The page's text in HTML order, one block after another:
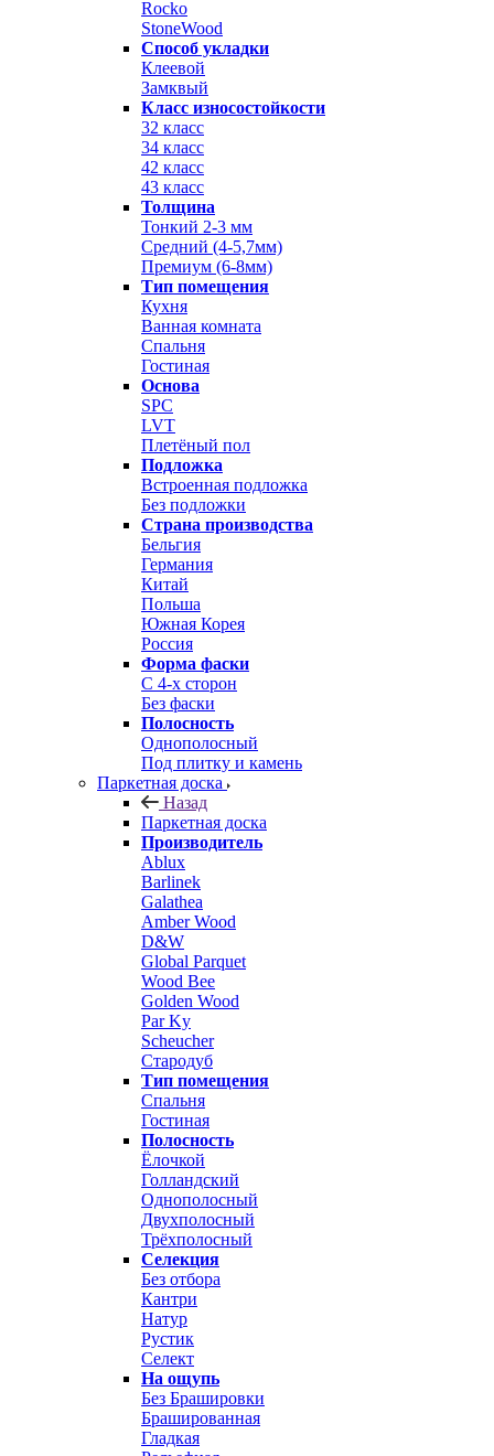
Rocko
StoneWood
Способ укладки
Клеевой
Замквый
Класс износостойкости
32 класс
34 класс
42 класс
43 класс
Толщина
Тонкий 2-3 мм
Средний (4-5,7мм)
Премиум (6-8мм)
Тип помещения
Кухня
Ванная комната
Спальня
Гостиная
Основа
SPC
LVT
Плетёный пол
Подложка
Встроенная подложка
Без подложки
Страна производства
Бельгия
Германия
Китай
Польша
Южная Корея
Россия
Форма фаски
С 4-х сторон
Без фаски
Полосность
Однополосный
Под плитку и камень
Паркетная доска
Назад
Паркетная доска
Производитель
Ablux
Barlinek
Galathea
Amber Wood
D&W
Global Parquet
Wood Bee
Golden Wood
Par Ky
Scheucher
Стародуб
Тип помещения
Спальня
Гостиная
Полосность
Ёлочкой
Голландский
Однополосный
Двухполосный
Трёхполосный
Селекция
Без отбора
Кантри
Натур
Рустик
Селект
На ощупь
Без Брашировки
Брашированная
Гладкая